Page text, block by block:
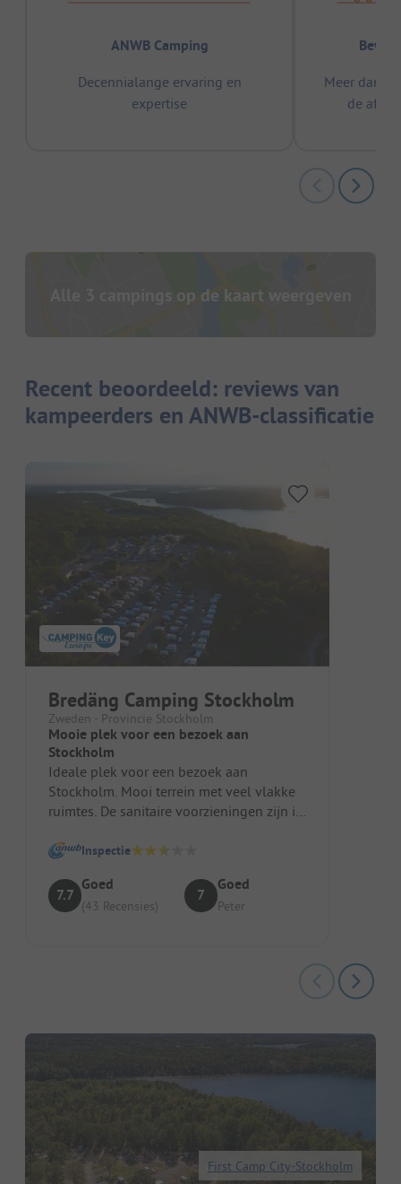
ANWB Camping
Decennialange ervaring en
expertise
Meer dan
de
Alle 3 campings op de kaart weergeven
Recent beoordeeld: reviews van
kampeerders en ANWB-classificatie
Bredäng Camping Stockholm
Zweden - Provincie Stockholm
Mooie plek voor een bezoek aan
Stockholm
Ideale plek voor een bezoek aan
Stockholm. Mooi terrein met veel vlakke
ruimtes. De sanitaire voorzieningen zijn in
Inspectie
7.7
Goed
(43 Recensies)
7
Goed
Peter
First Camp City-Stockholm